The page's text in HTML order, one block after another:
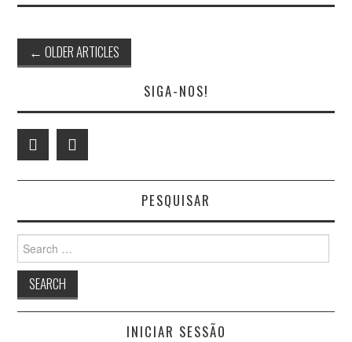
Post
navigation
← OLDER ARTICLES
SIGA-NOS!
PESQUISAR
Search
for:
INICIAR SESSÃO